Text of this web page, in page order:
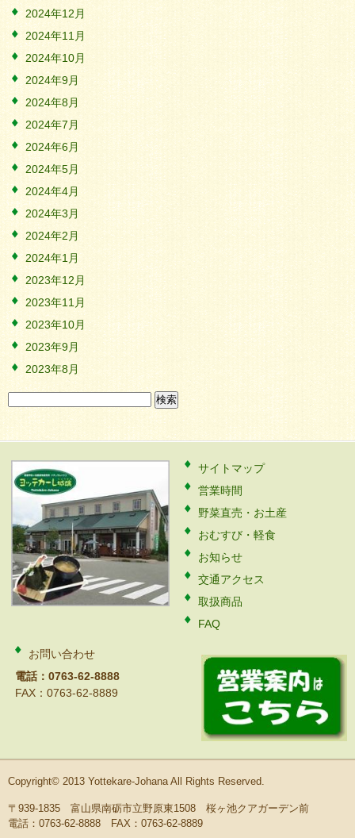
2024年12月
2024年11月
2024年10月
2024年9月
2024年8月
2024年7月
2024年6月
2024年5月
2024年4月
2024年3月
2024年2月
2024年1月
2023年12月
2023年11月
2023年10月
2023年9月
2023年8月
索:
サイトマップ
営業時間
野菜直売・お土産
おむすび・軽食
お知らせ
交通アクセス
取扱商品
FAQ
お問い合わせ
電話：0763-62-8888
FAX：0763-62-8889
Copyright© 2013 Yottekare-Johana All Rights Reserved.
〒939-1835 富山県南砺市立野原東1508 桜ヶ池クアガーデン前
電話：0763-62-8888 FAX：0763-62-8889